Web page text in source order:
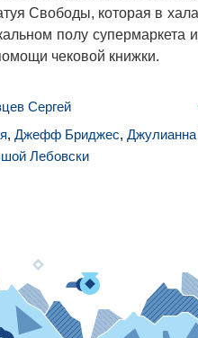
Свободы, которая в
полу супермаркета
чековой книжки.
Сергей
, Джефф Бриджес,
Лебовски